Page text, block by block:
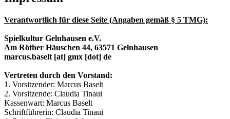
Verantwortlich für diese Seite (Angaben gemäß § 5 TMG):
Spielkultur Gelnhausen e.V.
Am Röther Häuschen 44, 63571 Gelnhausen
marcus.baselt [at] gmx [dot] de
Vertreten durch den Vorstand:
1. Vorsitzender: Marcus Baselt
2. Vorsitzende: Claudia Tinaui
Kassenwart: Marcus Baselt
Schriftführerin: Claudia Tinaui